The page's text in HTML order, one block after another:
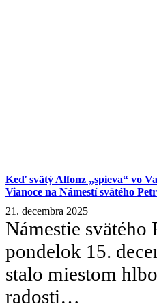
Keď svätý Alfonz „spieva“ vo
Vianoce na Námestí svätého
21. decembra 2025
Námestie svätého
pondelok 15.
stalo miestom
radosti…